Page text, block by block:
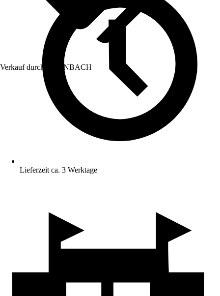
Verkauf durch: HORNBACH
Lieferzeit ca. 3 Werktage